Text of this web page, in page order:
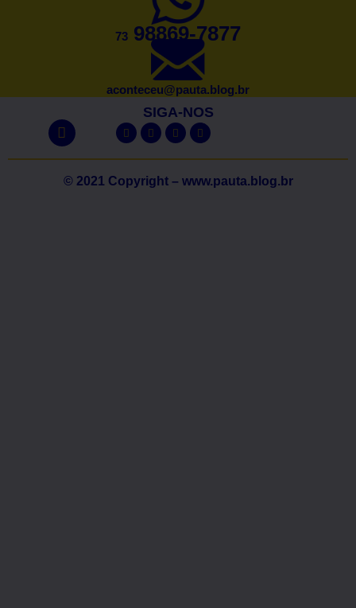
73 98869-7877
aconteceu@pauta.blog.br
SIGA-NOS
© 2021 Copyright – www.pauta.blog.br